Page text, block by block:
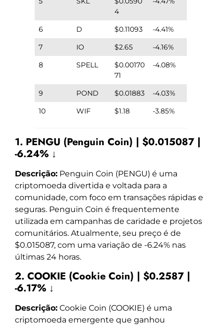
4
6 D $0.11093
-4.41%
7
IO $2.65
-4.16%
8
SPELL
$0.00170
71
-4.08%
9 POND $0.01883
-4.03%
10
WIF $1.18 -3.85%
1. PENGU (Penguin Coin) | $0.015087 |
-6.24% ↓
Descrição: Penguin Coin (PENGU) é uma
criptomoeda divertida e voltada para a
comunidade, com foco em transações rápidas e
seguras. Penguin Coin é frequentemente
utilizada em campanhas de caridade e projetos
comunitários. Atualmente, seu preço é de
$0.015087, com uma variação de -6.24% nas
últimas 24 horas.
2. COOKIE (Cookie Coin) | $0.2587 |
-6.17% ↓
Descrição: Cookie Coin (COOKIE) é uma
criptomoeda emergente que ganhou